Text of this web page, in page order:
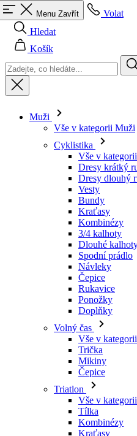
Menu Zavřít
Volat
Hledat
Košík
Muži
Vše v kategorii Muži
Cyklistika
Vše v
Dresy krátký
Dresy dlouhý
Vesty
Bundy
Kraťasy
Kombinézy
3/4 kalhoty
Dlouhé
Spodní prádlo
Návleky
Čepice
Rukavice
Ponožky
Doplňky
Volný čas
Vše v
Trička
Mikiny
Čepice
Triatlon
Vše v
Tílka
Kombinézy
Kraťasy